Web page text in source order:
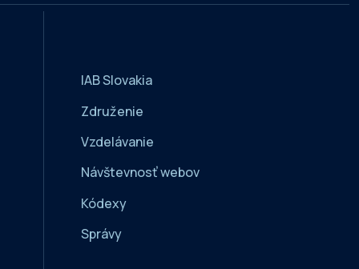
IAB Slovakia
Združenie
Vzdelávanie
Návštevnosť webov
Kódexy
Správy